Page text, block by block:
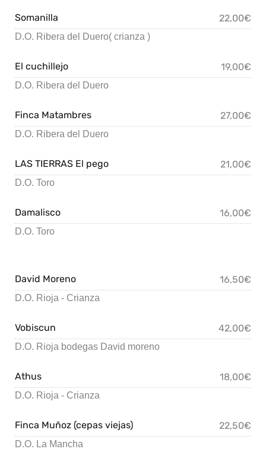
Somanilla 22,00€
D.O. Ribera del Duero( crianza )
El cuchillejo 19,00€
D.O. Ribera del Duero
Finca Matambres 27,00€
D.O. Ribera del Duero
LAS TIERRAS El pego 21,00€
D.O. Toro
Damalisco 16,00€
D.O. Toro
David Moreno 16,50€
D.O. Rioja - Crianza
Vobiscun 42,00€
D.O. Rioja bodegas David moreno
Athus 18,00€
D.O. Rioja - Crianza
Finca Muñoz (cepas viejas) 22,50€
D.O. La Mancha